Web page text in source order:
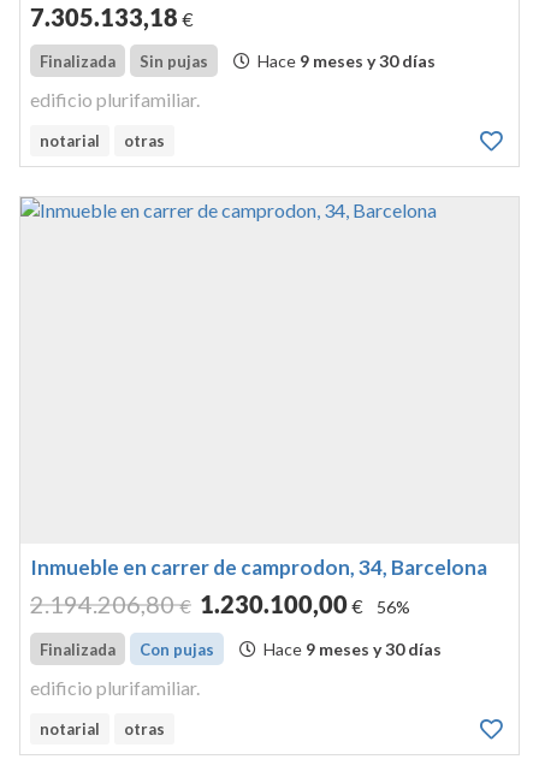
7.305.133,18 €
Finalizada Sin pujas Hace 9 meses y 30 días
edificio plurifamiliar.
notarial otras
Inmueble en carrer de camprodon, 34, Barcelona
2.194.206,80 € 1.230.100,00€ 56%
Finalizada Con pujas Hace 9 meses y 30 días
edificio plurifamiliar.
notarial otras